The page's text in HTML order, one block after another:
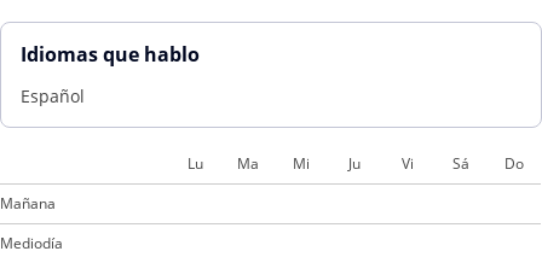
Idiomas que hablo
Español
Lu Ma Mi Ju Vi Sá
Do
Mañana
Mediodía